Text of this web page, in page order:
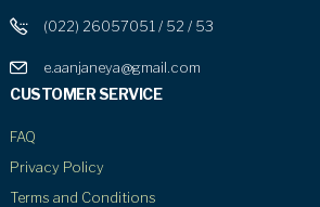
(022) 26057051 / 52 / 53
e.aanjaneya@gmail.com
CUSTOMER SERVICE
FAQ
Privacy Policy
Terms and Conditions